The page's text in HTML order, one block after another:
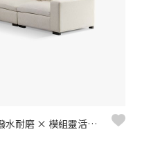
米蕾 貓抓布組合沙發（二色）｜防潑水耐磨 × 模組靈活拼接– 擇木深耕